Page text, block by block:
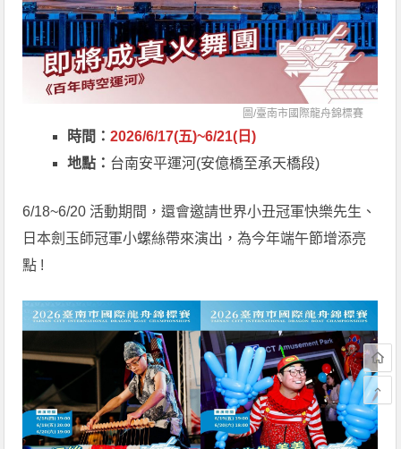
圖/臺南市國際龍舟錦標賽
時間：2026/6/17(五)~6/21(日)
地點： 台南安平運河(安億橋至承天橋段)
6/18~6/20 活動期間，還會邀請世界小丑冠軍快樂先生、
日本劍玉師冠軍小螺絲帶來演出，為今年端午節增添亮
點 !